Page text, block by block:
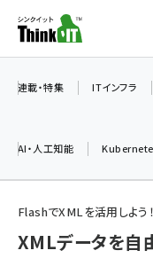
ン
ツ
加藤銘のチー
連載・特集 ITインフラ
AI・人工知能
FlashでXMLを活用しよう！
XMLデータを自